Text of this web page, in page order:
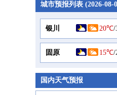
城市预报列表 (2026-08-
银川 20℃/
固原 15℃/
国内天气预报